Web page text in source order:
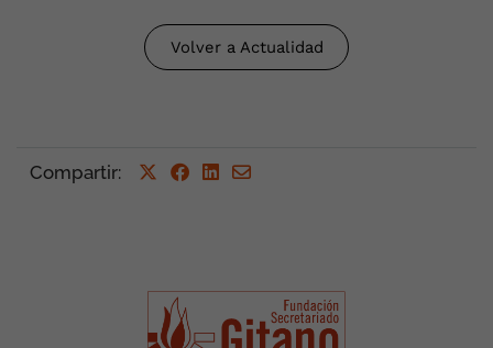
Volver a Actualidad
Compartir: